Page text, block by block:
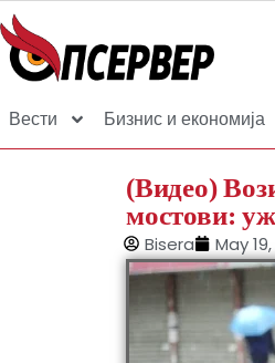
Вести Бизнис и економија
(Видео)
мостови:
Bisera May